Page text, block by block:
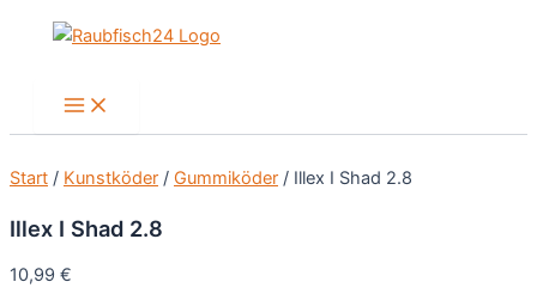
Main
Menu
Start / Kunstköder / Gummiköder / Illex I Shad 2.8
Illex I Shad 2.8
10,99 €